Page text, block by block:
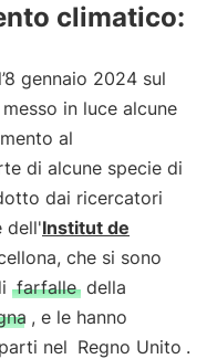
climatico:
gennaio 2024 sul
messo in luce alcune
al
di alcune specie di
dai ricercatori
dell'Institut de
che si sono
farfalle della
, e le hanno
nel Regno Unito .